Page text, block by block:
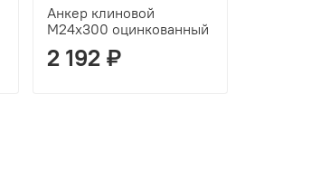
Анкер клиновой
М24х300 оцинкованный
2 192 ₽